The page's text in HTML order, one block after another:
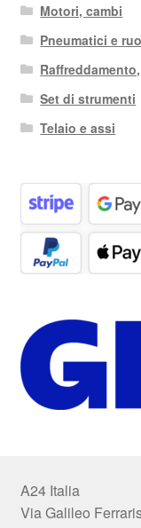
Motori, cambi
Pneumatici e
Set di strumenti
Telaio e assi
A24 Italia
Via Galileo